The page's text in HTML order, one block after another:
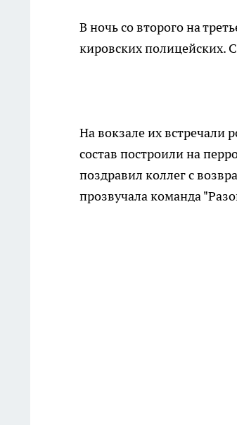
В ночь со второго на
кировских полицейских.
На вокзале их встречали
состав построили на
поздравил коллег с
прозвучала команда